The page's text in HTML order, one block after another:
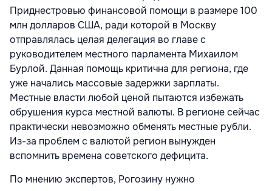
Приднестровью финансовой помощи в размере 100
млн долларов США, ради которой в Москву
отправлялась целая делегация во главе с
руководителем местного парламента Михаилом
Бурлой. Данная помощь критична для региона, где
уже начались массовые задержки зарплаты.
Местные власти любой ценой пытаются избежать
обрушения курса местной валюты. В регионе сейчас
практически невозможно обменять местные рубли.
Из-за проблем с валютой регион вынужден
вспомнить времена советского дефицита.
По мнению экспертов, Рогозину нужно